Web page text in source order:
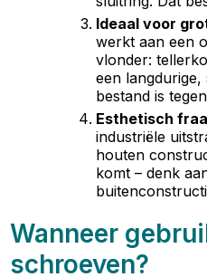
Ideaal voor
werkt aan een
vlonder:
een langdurige,
bestand is
Esthetisch
industriële
houten
komt – denk
Wanneer
schroeven?